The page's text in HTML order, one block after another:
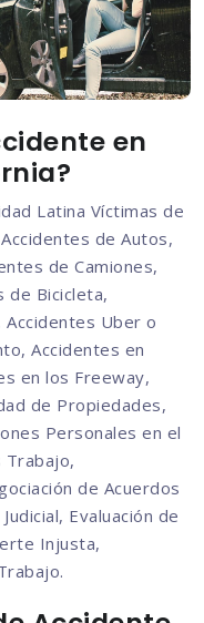
en
Latina Víctimas de
de Autos,
de Camiones,
de Bicicleta,
Uber o
Accidentes en
en los Freeway,
de Propiedades,
Personales en el
Trabajo,
de Acuerdos
Evaluación de
Injusta,